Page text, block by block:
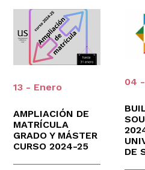
13 - Enero
AMPLIACIÓN DE
MATRÍCULA
GRADO Y MÁSTER
CURSO 2024-25
04
DE